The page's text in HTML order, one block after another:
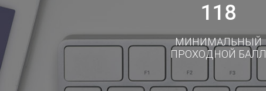
118
МИНИМАЛЬНЫЙ
ПРОХОДНОЙ БАЛЛ